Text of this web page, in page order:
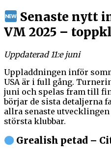
Senaste nytt
VM 2025 –
Uppdaterad 11:e juni
Uppladdningen inför
USA är i full gång.
juni och spelas fram till
börjar de sista detaljerna
allra senaste
största klubbar.
Grealish petad –